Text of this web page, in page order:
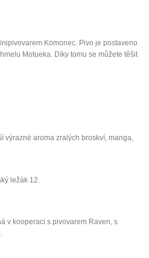
Komonec. Pivo je postaveno
Motueka. Díky tomu se můžete těšit
výrazné aroma zralých broskví, manga,
ležák 12.
v kooperaci s pivovarem Raven, s